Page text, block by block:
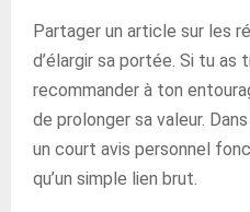
Partager un article sur les
d’élargir sa portée. Si tu as
recommander à ton
de prolonger sa valeur.
un court avis personnel
qu’un simple lien brut.